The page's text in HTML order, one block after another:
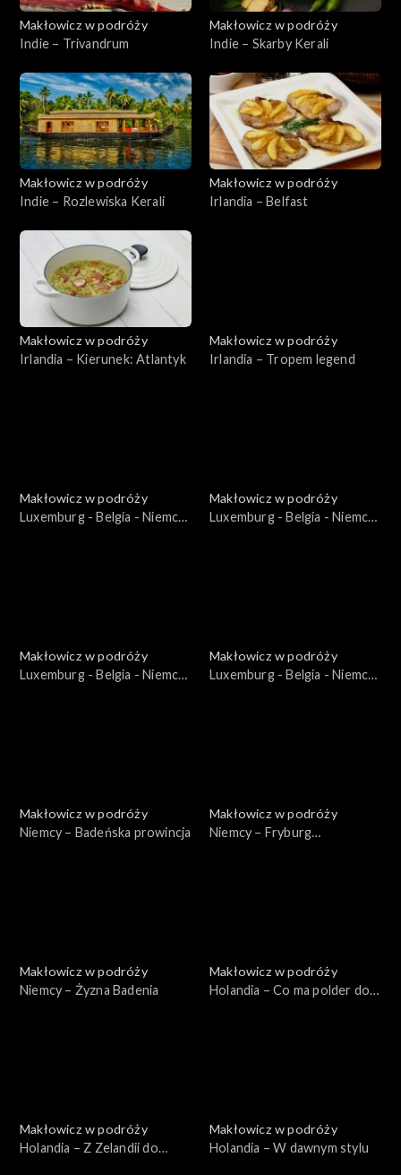
Makłowicz w podróży
Indie – Trivandrum
Makłowicz w podróży
Indie – Skarby Kerali
Makłowicz w podróży
Indie – Rozlewiska Kerali
Makłowicz w podróży
Irlandia – Belfast
Makłowicz w podróży
Irlandia – Kierunek: Atlantyk
Makłowicz w podróży
Irlandia – Tropem legend
Makłowicz w podróży
Luxemburg - Belgia - Niemcy
Makłowicz w podróży
Luxemburg - Belgia - Niemcy
Makłowicz w podróży
Luxemburg - Belgia - Niemcy
Makłowicz w podróży
Luxemburg - Belgia - Niemcy
Makłowicz w podróży
Niemcy – Badeńska prowincja
Makłowicz w podróży
Niemcy – Fryburg
Makłowicz w podróży
Niemcy – Żyzna Badenia
Makłowicz w podróży
Holandia – Co ma polder do
Makłowicz w podróży
Holandia – Z Zelandii do
Makłowicz w podróży
Holandia – W dawnym stylu